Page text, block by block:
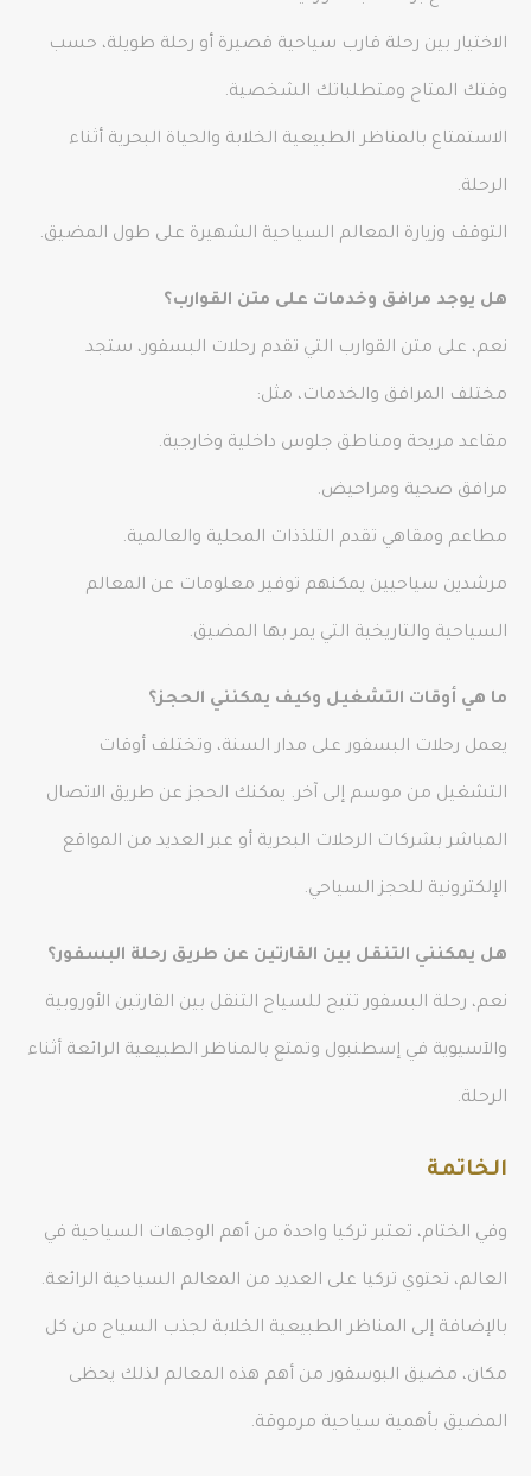
الاختيار بين رحلة قارب سياحية قصيرة أو رحلة طويلة، حسب
وقتك المتاح ومتطلباتك الشخصية.
الاستمتاع بالمناظر الطبيعية الخلابة والحياة البحرية أثناء
الرحلة.
التوقف وزيارة المعالم السياحية الشهيرة على طول المضيق.
هل يوجد مرافق وخدمات على متن القوارب؟
نعم، على متن القوارب التي تقدم رحلات البسفور، ستجد
مختلف المرافق والخدمات، مثل:
مقاعد مريحة ومناطق جلوس داخلية وخارجية.
مرافق صحية ومراحيض.
مطاعم ومقاهي تقدم التلذذات المحلية والعالمية.
مرشدين سياحيين يمكنهم توفير معلومات عن المعالم
السياحية والتاريخية التي يمر بها المضيق.
ما هي أوقات التشغيل وكيف يمكنني الحجز؟
يعمل رحلات البسفور على مدار السنة، وتختلف أوقات
التشغيل من موسم إلى آخر. يمكنك الحجز عن طريق الاتصال
المباشر بشركات الرحلات البحرية أو عبر العديد من المواقع
الإلكترونية للحجز السياحي.
هل يمكنني التنقل بين القارتين عن طريق رحلة البسفور؟
نعم، رحلة البسفور تتيح للسياح التنقل بين القارتين الأوروبية
والآسيوية في إسطنبول وتمتع بالمناظر الطبيعية الرائعة أثناء
الرحلة.
الخاتمة
وفي الختام، تعتبر تركيا واحدة من أهم الوجهات السياحية في
العالم، تحتوي تركيا على العديد من المعالم السياحية الرائعة.
بالإضافة إلى المناظر الطبيعية الخلابة لجذب السياح من كل
مكان، مضيق البوسفور من أهم هذه المعالم لذلك يحظى
المضيق بأهمية سياحية مرموقة.